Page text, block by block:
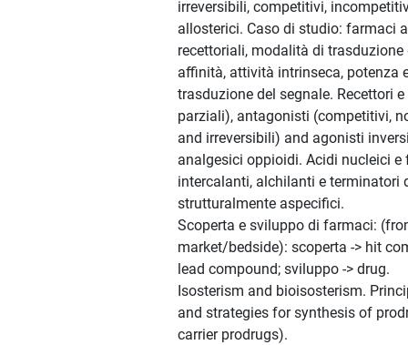
irreversibili, competitivi,
allosterici. Caso di studio: farmaci
recettoriali, modalità di
affinità, attività intrinseca, potenza
trasduzione del segnale. Recettori
parziali), antagonisti (competitivi,
and irreversibili) and agonisti
analgesici oppioidi. Acidi nucleici e
intercalanti, alchilanti e terminatori
strutturalmente aspecifici.
Scoperta e sviluppo di farmaci:
market/bedside): scoperta -> hit
lead compound; sviluppo -> drug.
Isosterism and bioisosterism.
and strategies for synthesis of
carrier prodrugs).